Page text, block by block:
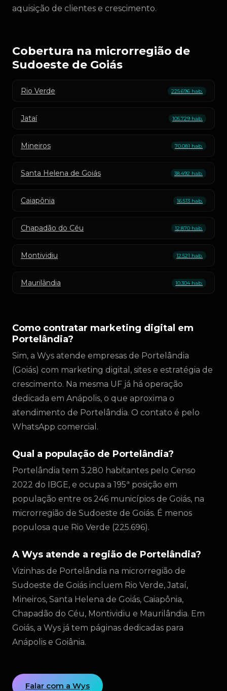
aquisição de clientes e crescimento.
Cobertura na microrregião de
Sudoeste de Goiás
Rio Verde 225.696 hab.
Jataí 105.729 hab.
Mineiros 70.081 hab.
Santa Helena de Goiás 38.492 hab.
Caiapônia 16.513 hab.
Chapadão do Céu 12.870 hab.
Montividiu 12.521 hab.
Maurilândia 10.304 hab.
Como contratar marketing digital em
Portelândia?
Sim, a Wys atende empresas de Portelândia
(Goiás) com marketing digital, sites e estratégia de
crescimento. Na mesma UF já há operação
dedicada em Anápolis, o que aproxima o
atendimento de Portelândia. O contato é pelo
WhatsApp comercial.
Qual a população de Portelândia?
Portelândia tem 3.280 habitantes pelo Censo
2022 do IBGE, e ocupa a 195ª posição em
população entre os 246 municípios de Goiás, na
microrregião de Sudoeste de Goiás. É menos
populosa que Rio Verde (225.696).
A Wys atende a região de Portelândia?
Vizinhas de Portelândia na microrregião de
Sudoeste de Goiás incluem Rio Verde, Jataí,
Mineiros, Santa Helena de Goiás, Caiapônia,
Chapadão do Céu, Montividiu e Maurilândia. Em
Goiás, a Wys já tem páginas dedicadas para
Anápolis e Goiânia.
Falar com a Wys